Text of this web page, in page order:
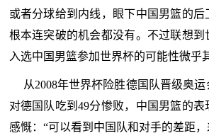
或者分球给到内线，眼下中国男篮的
根本连突破的机会都没有。不过联想
入选中国男篮参加世界杯的可能性微乎
从2008年世界杯险胜德国队晋级奥
对德国队吃到49分惨败，中国男篮的
感慨：“可以看到中国队和对手的差距